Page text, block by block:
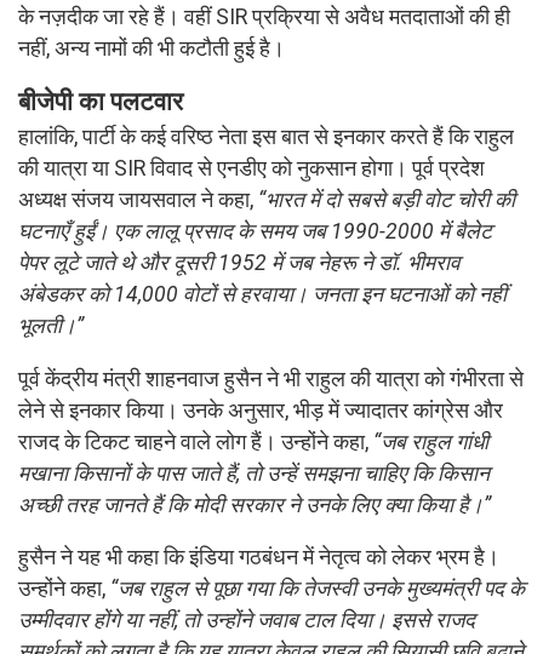
के नज़दीक जा रहे हैं। वहीं SIR प्रक्रिया से अवैध मतदाताओं की ही
नहीं, अन्य नामों की भी कटौती हुई है।
बीजेपी का पलटवार
हालांकि, पार्टी के कई वरिष्ठ नेता इस बात से इनकार करते हैं कि राहुल
की यात्रा या SIR विवाद से एनडीए को नुकसान होगा। पूर्व प्रदेश
अध्यक्ष संजय जायसवाल ने कहा, “भारत में दो सबसे बड़ी वोट चोरी की
घटनाएँ हुईं। एक लालू प्रसाद के समय जब 1990-2000 में बैलेट
पेपर लूटे जाते थे और दूसरी 1952 में जब नेहरू ने डॉ. भीमराव
अंबेडकर को 14,000 वोटों से हरवाया। जनता इन घटनाओं को नहीं
भूलती।”
पूर्व केंद्रीय मंत्री शाहनवाज हुसैन ने भी राहुल की यात्रा को गंभीरता से
लेने से इनकार किया। उनके अनुसार, भीड़ में ज्यादातर कांग्रेस और
राजद के टिकट चाहने वाले लोग हैं। उन्होंने कहा, “जब राहुल गांधी
मखाना किसानों के पास जाते हैं, तो उन्हें समझना चाहिए कि किसान
अच्छी तरह जानते हैं कि मोदी सरकार ने उनके लिए क्या किया है।”
हुसैन ने यह भी कहा कि इंडिया गठबंधन में नेतृत्व को लेकर भ्रम है।
उन्होंने कहा, “जब राहुल से पूछा गया कि तेजस्वी उनके मुख्यमंत्री पद के
उम्मीदवार होंगे या नहीं, तो उन्होंने जवाब टाल दिया। इससे राजद